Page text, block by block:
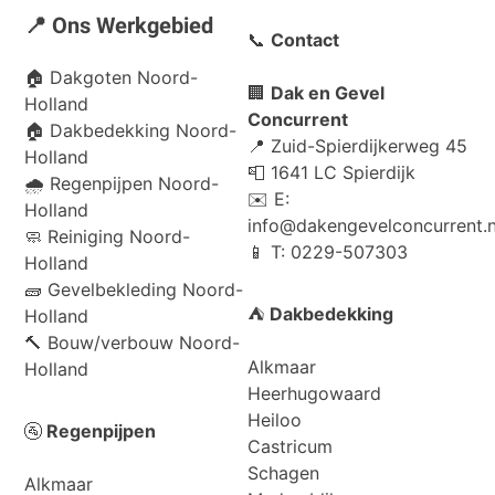
📍 Ons Werkgebied
🏠 Dakgoten Noord-
Holland
🏠 Dakbedekking Noord-
Holland
🌧️ Regenpijpen Noord-
Holland
🧼 Reiniging Noord-
Holland
🧱 Gevelbekleding Noord-
Holland
🔨 Bouw/verbouw Noord-
Holland
🚰 Regenpijpen
Alkmaar
📞 Contact
🏢 Dak en Gevel
Concurrent
📍 Zuid-Spierdijkerweg 45
📮 1641 LC Spierdijk
✉️ E:
📱 T: 0229-507303
⛺ Dakbedekking
Alkmaar
Heerhugowaard
Heiloo
Castricum
Schagen